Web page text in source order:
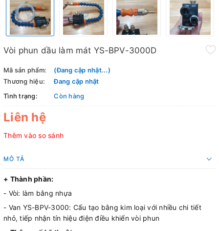
Vòi phun dầu làm mát YS-BPV-3000D
Mã sản phẩm:
(Đang cập nhật...)
Thương hiệu:
Đang cập nhật
Tình trạng:
Còn hàng
Liên hệ
Thêm vào so sánh
MÔ TẢ
+ Thành phần:
- Vòi: làm bằng nhựa
- Van YS-BPV-3000: Cấu tạo bằng kim loại với nhiều chi tiết
nhỏ, tiếp nhận tín hiệu điện điều khiển vòi phun